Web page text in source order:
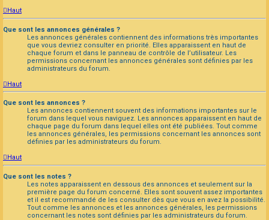
Haut
Que sont les annonces générales ?
Les annonces générales contiennent des informations très importantes
que vous devriez consulter en priorité. Elles apparaissent en haut de
chaque forum et dans le panneau de contrôle de l’utilisateur. Les
permissions concernant les annonces générales sont définies par les
administrateurs du forum.
Haut
Que sont les annonces ?
Les annonces contiennent souvent des informations importantes sur le
forum dans lequel vous naviguez. Les annonces apparaissent en haut de
chaque page du forum dans lequel elles ont été publiées. Tout comme
les annonces générales, les permissions concernant les annonces sont
définies par les administrateurs du forum.
Haut
Que sont les notes ?
Les notes apparaissent en dessous des annonces et seulement sur la
première page du forum concerné. Elles sont souvent assez importantes
et il est recommandé de les consulter dès que vous en avez la possibilité.
Tout comme les annonces et les annonces générales, les permissions
concernant les notes sont définies par les administrateurs du forum.